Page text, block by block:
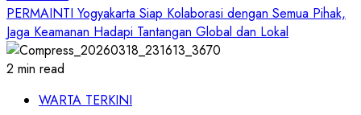
Diamankan
more
about
FKPT
Apresiasi
PERMAINTI Yogyakarta Siap Kolaborasi dengan Semua Pihak,
Jaga Keamanan Hadapi Tantangan Global dan Lokal
2 min read
WARTA TERKINI